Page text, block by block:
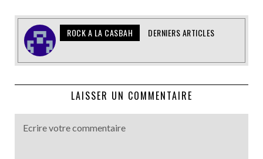
ROCK A LA CASBAH DERNIERS ARTICLES
LAISSER UN COMMENTAIRE